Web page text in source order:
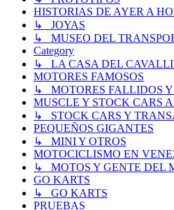
HISTORIAS DE AYER A
↳ JOYAS
↳ MUSEO DEL
Category
↳ LA CASA DEL
MOTORES FAMOSOS
↳ MOTORES FALLIDOS Y
MUSCLE Y STOCK CARS
↳ STOCK CARS Y
PEQUEÑOS GIGANTES
↳ MINI Y OTROS
MOTOCICLISMO EN
↳ MOTOS Y GENTE DEL
GO KARTS
↳ GO KARTS
PRUEBAS